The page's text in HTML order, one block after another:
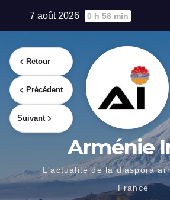
7 août 2026 0 h 58 min
Arménie
L'actualité de la diaspora
France
Retour
Précédent
Suivant